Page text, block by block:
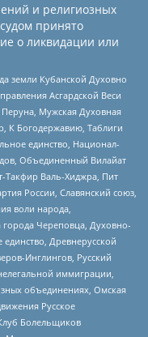
и религиозных
принято
о ликвидации или
земли Кубанской Духовно
Асгардской Веси
Мужская Духовная
К Богодержавию, Таблиги
единство, Национал-
Объединенный Вилайат
Такфир Валь-Хиджра, Пит
России, Славянский союз,
воли народа,
Череповца, Духовно-
Древнерусской
Инглингов, Русский
иммиграции,
объединениях, Омская
Русское
Болельщиков